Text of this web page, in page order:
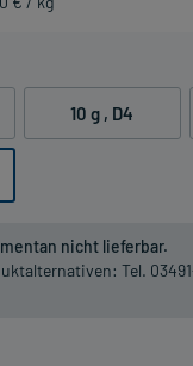
10 g , D4
nicht lieferbar.
Tel.